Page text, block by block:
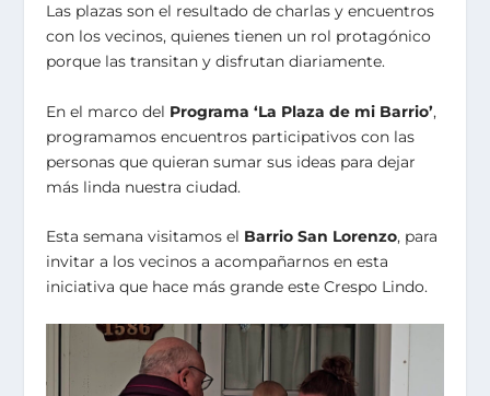
Las plazas son el resultado de charlas y encuentros
con los vecinos, quienes tienen un rol protagónico
porque las transitan y disfrutan diariamente.
En el marco del Programa ‘La Plaza de mi Barrio’,
programamos encuentros participativos con las
personas que quieran sumar sus ideas para dejar
más linda nuestra ciudad.
Esta semana visitamos el Barrio San Lorenzo, para
invitar a los vecinos a acompañarnos en esta
iniciativa que hace más grande este Crespo Lindo.